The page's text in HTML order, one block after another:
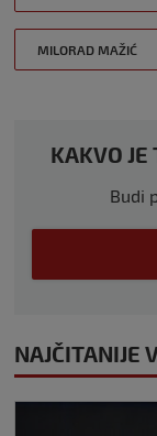
MILORAD MAŽIĆ
KAKVO JE
Budi
NAJČITANIJE